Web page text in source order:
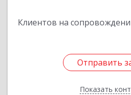
Клиентов на
Отправить
Показать
Отправить
Назад